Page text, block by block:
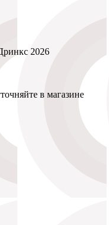
2026
в магазине